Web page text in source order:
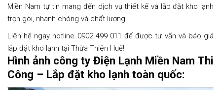
Miền Nam tự tin mang đến dịch vụ thiết kế và lắp đặt kho lạnh
trọn gói, nhanh chóng và chất lượng.
Liên hệ ngay hotline 0902 499 011 để được tư vấn và báo giá
lắp đặt kho lạnh tại Thừa Thiên Huế!
Hình ảnh công ty Điện Lạnh Miền Nam Thi
Công – Lắp đặt kho lạnh toàn quốc: